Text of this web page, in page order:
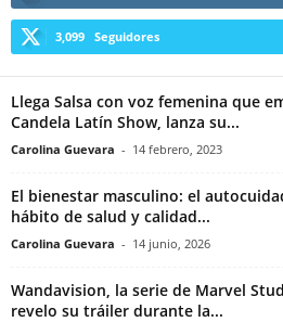
3,099 Seguidores
Llega Salsa con voz femenina que
Candela Latín Show, lanza su...
Carolina Guevara - 14 febrero, 2023
El bienestar masculino: el
hábito de salud y calidad...
Carolina Guevara - 14 junio, 2026
Wandavision, la serie de Marvel
revelo su tráiler durante la...